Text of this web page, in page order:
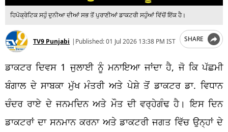
ਹਿਪੋਕ੍ਰੇਟਿਕ ਸਹੁੰ ਦੁਨੀਆ ਦੀਆਂ ਸਭ ਤੋਂ ਪੁਰਾਣੀਆਂ ਡਾਕਟਰੀ ਸਹੁੰਆਂ ਵਿੱਚੋਂ ਇੱਕ ਹੈ।
TV9 Punjabi | Published:01 Jul 2026 13:38 PM IST SHARE
ਡਾਕਟਰ ਦਿਵਸ 1 ਜੁਲਾਈ ਨੂੰ ਮਨਾਇਆ ਜਾਂਦਾ ਹੈ, ਜੋ ਕਿ ਪੱਛਮੀ
ਬੰਗਾਲ ਦੇ ਸਾਬਕਾ ਮੁੱਖ ਮੰਤਰੀ ਅਤੇ ਪੇਸ਼ੇ ਤੋਂ ਡਾਕਟਰ ਡਾ. ਵਿਧਾਨ
ਚੰਦਰ ਰਾਏ ਦੇ ਜਨਮਦਿਨ ਅਤੇ ਮੌਤ ਦੀ ਵਰ੍ਹੇਗੰਢ ਹੈ। ਇਸ ਦਿਨ
ਡਾਕਟਰਾਂ ਦਾ ਸਨਮਾਨ ਕਰਨਾ ਅਤੇ ਡਾਕਟਰੀ ਜਗਤ ਵਿੱਚ ਉਨ੍ਹਾਂ ਦੇ